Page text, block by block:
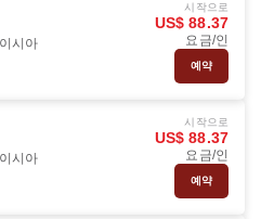
시아
시작으로
US$ 88.37
요금/인
예약
시아
시작으로
US$ 88.37
요금/인
예약